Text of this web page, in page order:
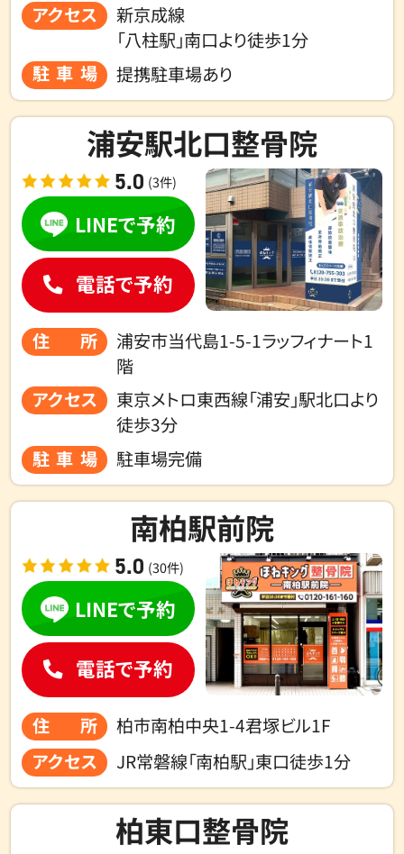
アクセス
新京成線
「八柱駅」南口より徒歩1分
駐車場
提携駐車場あり
浦安駅北口整骨院
5.0 (3件)
住所
浦安市当代島1-5-1ラッフィナート1
階
アクセス
東京メトロ東西線「浦安」駅北口より
徒歩3分
駐車場
駐車場完備
LINEで予約
電話で予約
南柏駅前院
5.0 (30件)
住所
柏市南柏中央1-4君塚ビル1F
アクセス
JR常磐線「南柏駅」東口徒歩1分
LINEで予約
電話で予約
柏東口整骨院